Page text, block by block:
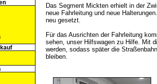
Das Segment Mickten erhielt in der
neue Fahrleitung und neue
neu gesetzt.
Für das Ausrichten der Fahrleitung
sehen, unser Hilfswagen zu Hilfe. Mit
werden, sodass später die
bleiben.